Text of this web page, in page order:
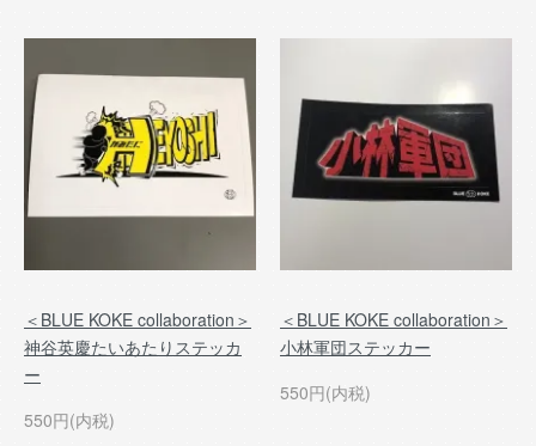
＜BLUE KOKE collaboration＞
神谷英慶たいあたりステッカ
ー
550円(内税)
＜BLUE KOKE collaboration＞
小林軍団ステッカー
550円(内税)